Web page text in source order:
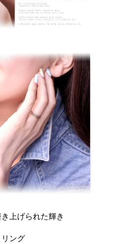
上げられた輝き
ング